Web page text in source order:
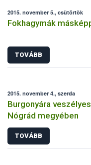
2015. november 5., csütörtök
Fokhagymák
TOVÁBB
2015. november 4., szerda
Burgonyára
Nógrád megyében
TOVÁBB